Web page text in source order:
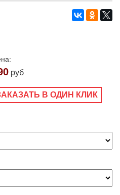
руб
В ОДИН КЛИК